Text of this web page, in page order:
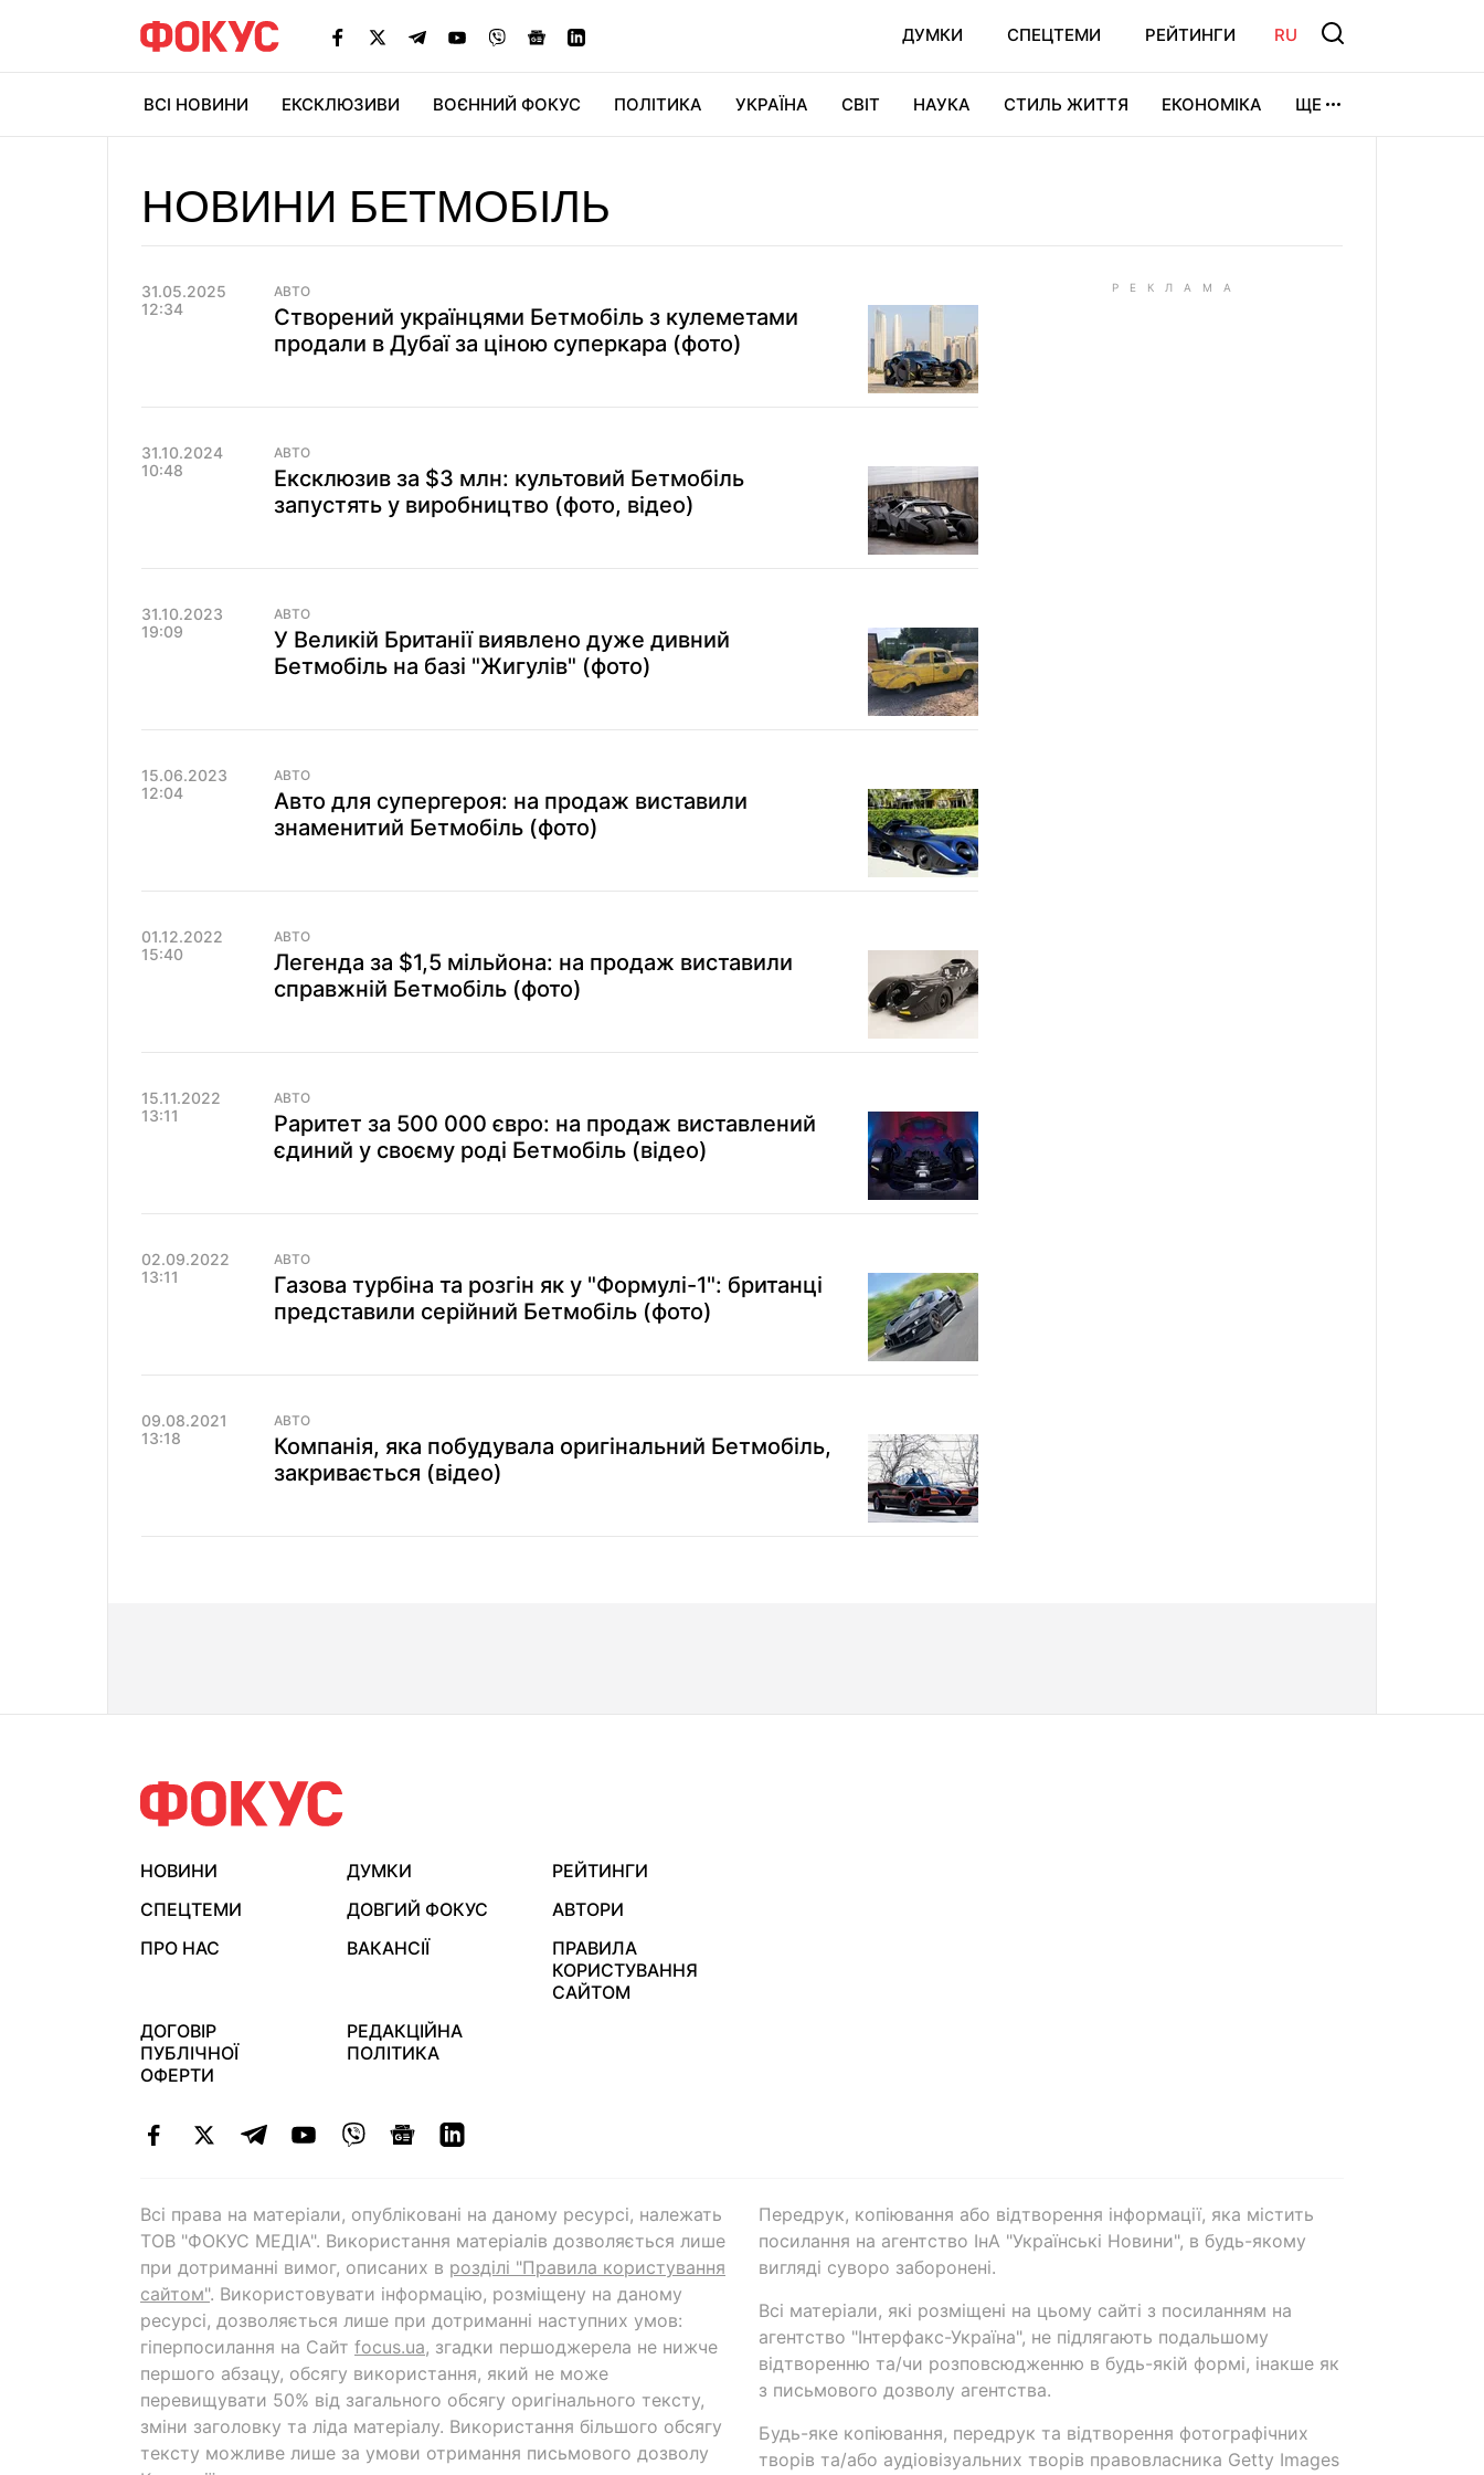
ДУМКИ СПЕЦТЕМИ РЕЙТИНГИ RU
ВСІ НОВИНИ ЕКСКЛЮЗИВИ ВОЄННИЙ ФОКУС ПОЛІТИКА УКРАЇНА СВІТ НАУКА СТИЛЬ ЖИТТЯ ЕКОНОМІКА ЩЕ
НОВИНИ БЕТМОБІЛЬ
31.05.2025
12:34
АВТО
Створений українцями Бетмобіль з кулеметами
продали в Дубаї за ціною суперкара (фото)
31.10.2024
10:48
АВТО
Ексклюзив за $3 млн: культовий Бетмобіль
запустять у виробництво (фото, відео)
31.10.2023
19:09
АВТО
У Великій Британії виявлено дуже дивний
Бетмобіль на базі "Жигулів" (фото)
15.06.2023
12:04
АВТО
Авто для супергероя: на продаж виставили
знаменитий Бетмобіль (фото)
01.12.2022
15:40
АВТО
Легенда за $1,5 мільйона: на продаж виставили
справжній Бетмобіль (фото)
15.11.2022
13:11
АВТО
Раритет за 500 000 євро: на продаж виставлений
єдиний у своєму роді Бетмобіль (відео)
02.09.2022
13:11
АВТО
Газова турбіна та розгін як у "Формулі-1": британці
представили серійний Бетмобіль (фото)
09.08.2021
13:18
АВТО
Компанія, яка побудувала оригінальний Бетмобіль,
закривається (відео)
НОВИНИ ДУМКИ
РЕЙТИНГИ
СПЕЦТЕМИ
ДОВГИЙ ФОКУС
АВТОРИ
ПРО НАС
ВАКАНСІЇ
ПРАВИЛА
КОРИСТУВАННЯ
САЙТОМ
ДОГОВІР
ПУБЛІЧНОЇ
ОФЕРТИ
РЕДАКЦІЙНА
ПОЛІТИКА
Всі права на матеріали, опубліковані на даному ресурсі, належать
ТОВ "ФОКУС МЕДІА". Використання матеріалів дозволяється лише
при дотриманні вимог, описаних в розділі "Правила користування
сайтом". Використовувати інформацію, розміщену на даному
ресурсі, дозволяється лише при дотриманні наступних умов:
гіперпосилання на Cайт focus.ua, згадки першоджерела не нижче
першого абзацу, обсягу використання, який не може
перевищувати 50% від загального обсягу оригінального тексту,
зміни заголовку та ліда матеріалу. Використання більшого обсягу
тексту можливе лише за умови отримання письмового дозволу
Передрук, копіювання або відтворення інформації, яка містить
посилання на агентство ІнА "Українські Новини", в будь-якому
вигляді суворо заборонені.
Всі матеріали, які розміщені на цьому сайті з посиланням на
агентство "Інтерфакс-Україна", не підлягають подальшому
відтворенню та/чи розповсюдженню в будь-якій формі, інакше як
з письмового дозволу агентства.
Будь-яке копіювання, передрук та відтворення фотографічних
творів та/або аудіовізуальних творів правовласника Getty Images